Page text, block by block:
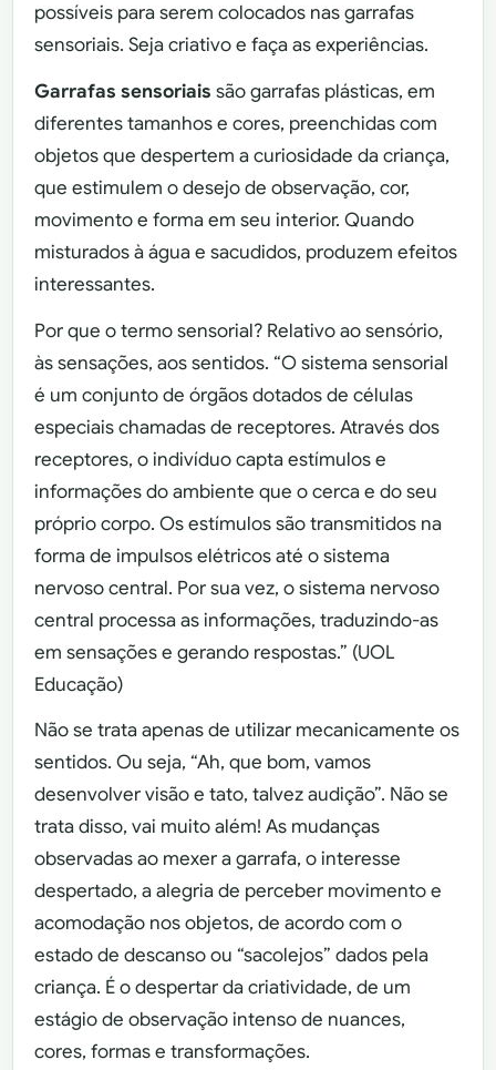
possíveis para serem colocados nas garrafas
sensoriais. Seja criativo e faça as experiências.
Garrafas sensoriais são garrafas plásticas, em
diferentes tamanhos e cores, preenchidas com
objetos que despertem a curiosidade da criança,
que estimulem o desejo de observação, cor,
movimento e forma em seu interior. Quando
misturados à água e sacudidos, produzem efeitos
interessantes.
Por que o termo sensorial? Relativo ao sensório,
às sensações, aos sentidos. “O sistema sensorial
é um conjunto de órgãos dotados de células
especiais chamadas de receptores. Através dos
receptores, o indivíduo capta estímulos e
informações do ambiente que o cerca e do seu
próprio corpo. Os estímulos são transmitidos na
forma de impulsos elétricos até o sistema
nervoso central. Por sua vez, o sistema nervoso
central processa as informações, traduzindo-as
em sensações e gerando respostas.” (UOL
Educação)
Não se trata apenas de utilizar mecanicamente os
sentidos. Ou seja, “Ah, que bom, vamos
desenvolver visão e tato, talvez audição”. Não se
trata disso, vai muito além! As mudanças
observadas ao mexer a garrafa, o interesse
despertado, a alegria de perceber movimento e
acomodação nos objetos, de acordo com o
estado de descanso ou “sacolejos” dados pela
criança. É o despertar da criatividade, de um
estágio de observação intenso de nuances,
cores, formas e transformações.